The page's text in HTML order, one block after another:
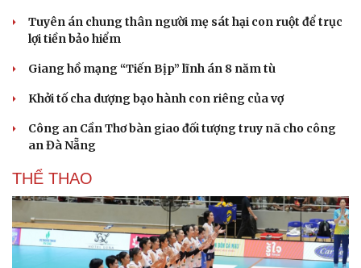
Tuyên án chung thân người mẹ sát hại con ruột để trục
lợi tiền bảo hiểm
Giang hồ mạng “Tiến Bịp” lĩnh án 8 năm tù
Khởi tố cha dượng bạo hành con riêng của vợ
Công an Cần Thơ bàn giao đối tượng truy nã cho công
an Đà Nẵng
THỂ THAO